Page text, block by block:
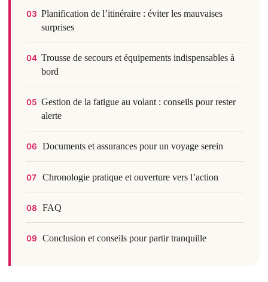
03 Planification de l’itinéraire : éviter les mauvaises
surprises
04 Trousse de secours et équipements indispensables à
bord
05 Gestion de la fatigue au volant : conseils pour rester
alerte
06 Documents et assurances pour un voyage serein
07 Chronologie pratique et ouverture vers l’action
08 FAQ
09 Conclusion et conseils pour partir tranquille